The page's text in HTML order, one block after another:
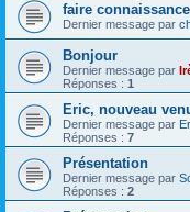
faire connaissance
Dernier message par
Bonjour
Dernier message par
Réponses : 1
Eric, nouveau
Dernier message par
Réponses : 7
Présentation
Dernier message par
Réponses : 2